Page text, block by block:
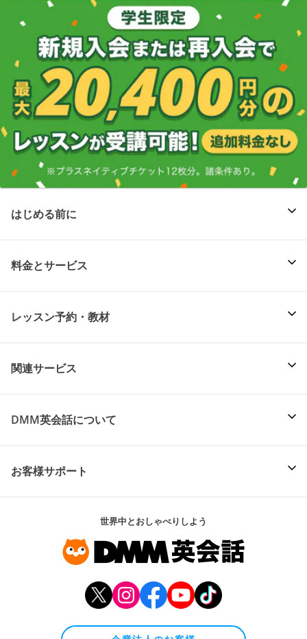
はじめる前に
料金とサービス
レッスン予約・教材
関連サービス
DMM英会話について
お客様サポート
世界中とおしゃべりしよう